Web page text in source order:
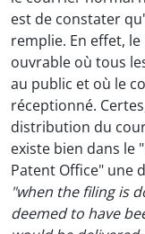
est de constater
remplie. En effet,
ouvrable où tous
au public et où le
réceptionné.
distribution du
existe bien dans le
Patent Office" une
"when the filing is
deemed to have